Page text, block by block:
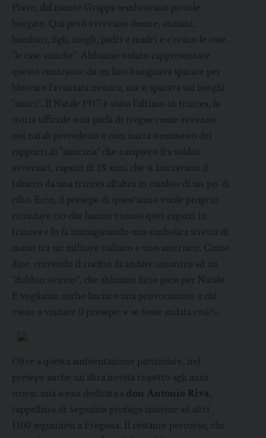
Piave, dal monte Grappa sembravano piccole
borgate. Qui però vivevano donne, anziani,
bambini, figli, mogli, padri e madri e c’erano le case,
“le case amiche”. Abbiamo voluto rappresentare
questo contrasto: da un lato bisognava sparare per
bloccare l’avanzata nemica, ma si sparava sui borghi
“amici”. Il Natale 1917 è stato l’ultimo in trincea, la
storia ufficiale non parla di tregue come avvenne
nei natali precedenti e non narra nemmeno dei
rapporti di “amicizia” che nacquero fra soldati
avversari, ragazzi di 18 anni che si lanciavano il
tabacco da una trincea all’altra in cambio di un po’ di
cibo. Ecco, il presepe di quest’anno vuole proprio
ricordare ciò che hanno vissuto quei ragazzi in
trincea e lo fa immaginando una simbolica stretta di
mano tra un militare italiano e uno austriaco. Come
dire, correndo il rischio di andare incontro ad un
“dubbio storico”, che abbiamo fatto pace per Natale.
E vogliamo anche lasciare una provocazione a chi
viene a visitare il presepe: e se fosse andata così?».
Oltre a questa ambientazione particolare, nel
presepe anche un’altra novità rispetto agli anni
scorsi: una scena dedicata a don Antonio Riva,
cappellano di Segusino profugo insieme ad altri
1100 segusinesi a Fregona. Il restante percorso, che